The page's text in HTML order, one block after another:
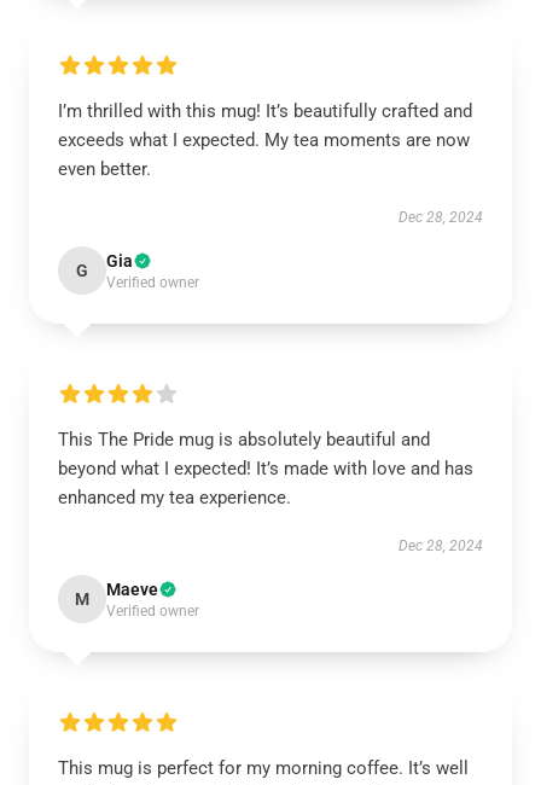
I’m thrilled with this mug! It’s beautifully crafted and
exceeds what I expected. My tea moments are now
even better.
Dec 28, 2024
G Gia
Verified owner
This The Pride mug is absolutely beautiful and
beyond what I expected! It’s made with love and has
enhanced my tea experience.
Dec 28, 2024
M Maeve
Verified owner
This mug is perfect for my morning coffee. It’s well